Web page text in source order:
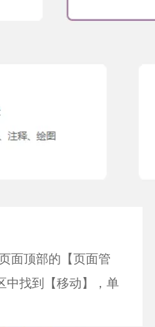
面顶部的【页面管
中找到【移动】，单